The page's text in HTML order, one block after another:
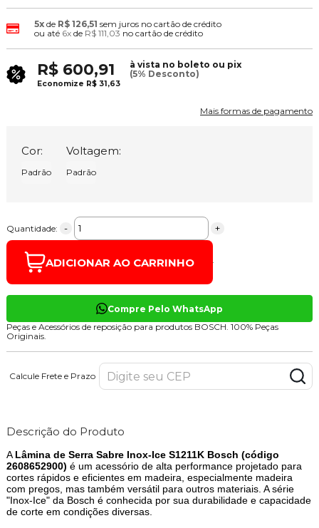
5xde R$ 126,51 sem juros no cartão de crédito
ou até 6xde R$ 111,03 no cartão de crédito
R$ 600,91
à vista no boleto ou pix
(5% Desconto)
Economize R$ 31,63
Mais formas de pagamento
Cor:
Padrão
Voltagem:
Padrão
Quantidade: - +
ADICIONAR AO CARRINHO
Compre Pelo WhatsApp
Peças e Acessórios de reposição para produtos BOSCH. 100% Peças
Originais.
Calcule Frete e Prazo
Descrição do Produto
A Lâmina de Serra Sabre Inox-Ice S1211K Bosch (código
2608652900) é um acessório de alta performance projetado para
cortes rápidos e eficientes em madeira, especialmente madeira
com pregos, mas também versátil para outros materiais. A série
"Inox-Ice" da Bosch é conhecida por sua durabilidade e capacidade
de corte em condições diversas.